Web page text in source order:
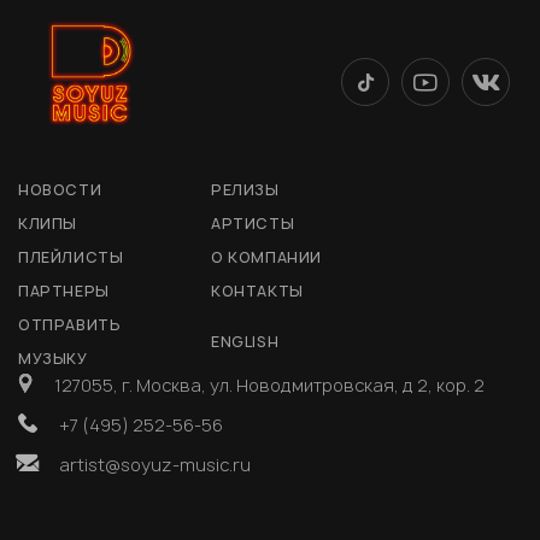
НОВОСТИ
РЕЛИЗЫ
КЛИПЫ
АРТИСТЫ
ПЛЕЙЛИСТЫ
О КОМПАНИИ
ПАРТНЕРЫ
КОНТАКТЫ
ОТПРАВИТЬ
МУЗЫКУ
ENGLISH
127055, г. Москва, ул. Новодмитровская, д 2, кор. 2
+7 (495) 252-56-56
artist@soyuz-music.ru